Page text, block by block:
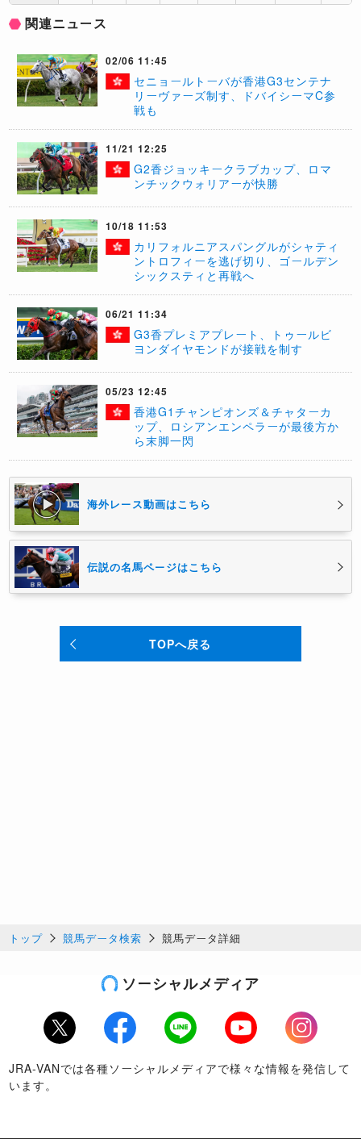
関連ニュース
02/06 11:45
​セニョールトーバが香港G3センテナ
リーヴァーズ制す、ドバイシーマC参
戦も
11/21 12:25
G2香ジョッキークラブカップ、ロマ
ンチックウォリアーが快勝
10/18 11:53
カリフォルニアスパングルがシャティ
ントロフィーを逃げ切り、ゴールデン
シックスティと再戦へ
06/21 11:34
G3香プレミアプレート、トゥールビ
ヨンダイヤモンドが接戦を制す
05/23 12:45
​香港G1チャンピオンズ＆チャターカ
ップ、ロシアンエンペラーが最後方か
ら末脚一閃
海外レース動画はこちら
伝説の名馬ページはこちら
TOPへ戻る
トップ 競馬データ検索 競馬データ詳細
ソーシャルメディア
Twitter Facebook LINE Youtube
Instagram
JRA-VANでは各種ソーシャルメディアで様々な情報を発信して
います。